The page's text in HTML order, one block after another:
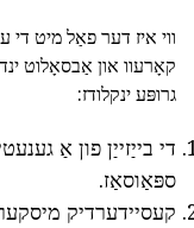
ווי איז דער פאַל מיט
קאָרעוו און אַבסאָלוט
גרופּע ינקלודז:
די בייַזייַן פון אַ
ספּאַוסאַז.
קעסיידערדיק